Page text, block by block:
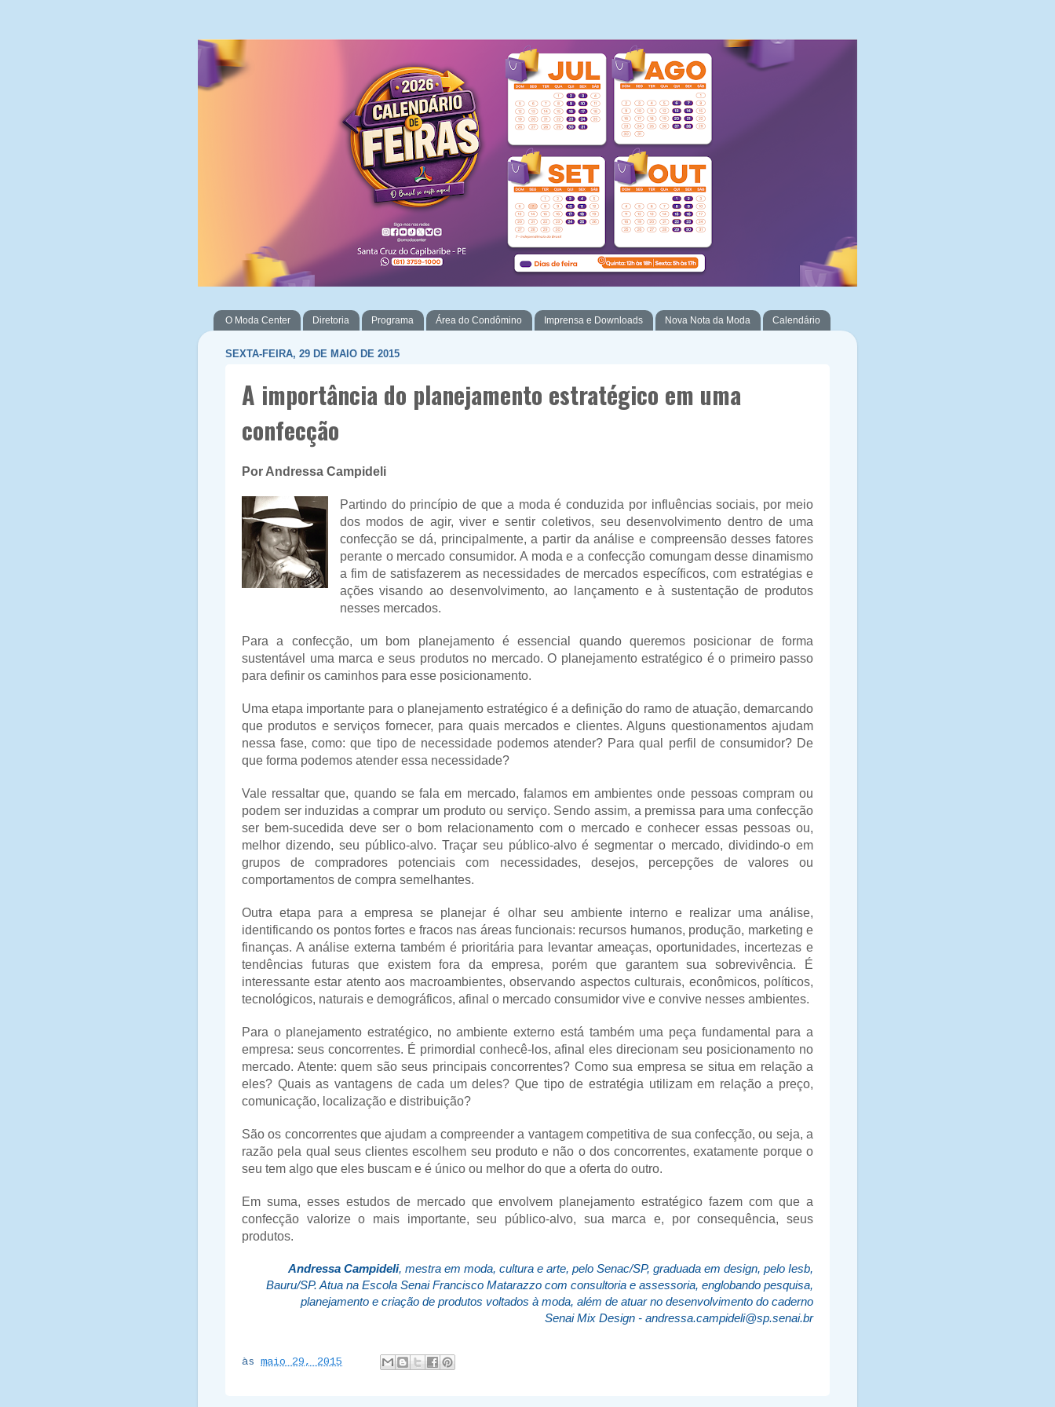
O Moda Center Diretoria Programa Área do Condômino Imprensa e Downloads Nova Nota da Moda Calendário
SEXTA-FEIRA, 29 DE MAIO DE 2015
A importância do planejamento estratégico em uma
confecção
Por Andressa Campideli
Partindo do princípio de que a moda é conduzida por influências sociais, por meio
dos modos de agir, viver e sentir coletivos, seu desenvolvimento dentro de uma
confecção se dá, principalmente, a partir da análise e compreensão desses fatores
perante o mercado consumidor. A moda e a confecção comungam desse dinamismo
a fim de satisfazerem as necessidades de mercados específicos, com estratégias e
ações visando ao desenvolvimento, ao lançamento e à sustentação de produtos
nesses mercados.
Para a confecção, um bom planejamento é essencial quando queremos posicionar de forma
sustentável uma marca e seus produtos no mercado. O planejamento estratégico é o primeiro passo
para definir os caminhos para esse posicionamento.
Uma etapa importante para o planejamento estratégico é a definição do ramo de atuação, demarcando
que produtos e serviços fornecer, para quais mercados e clientes. Alguns questionamentos ajudam
nessa fase, como: que tipo de necessidade podemos atender? Para qual perfil de consumidor? De
que forma podemos atender essa necessidade?
Vale ressaltar que, quando se fala em mercado, falamos em ambientes onde pessoas compram ou
podem ser induzidas a comprar um produto ou serviço. Sendo assim, a premissa para uma confecção
ser bem-sucedida deve ser o bom relacionamento com o mercado e conhecer essas pessoas ou,
melhor dizendo, seu público-alvo. Traçar seu público-alvo é segmentar o mercado, dividindo-o em
grupos de compradores potenciais com necessidades, desejos, percepções de valores ou
comportamentos de compra semelhantes.
Outra etapa para a empresa se planejar é olhar seu ambiente interno e realizar uma análise,
identificando os pontos fortes e fracos nas áreas funcionais: recursos humanos, produção, marketing e
finanças. A análise externa também é prioritária para levantar ameaças, oportunidades, incertezas e
tendências futuras que existem fora da empresa, porém que garantem sua sobrevivência. É
interessante estar atento aos macroambientes, observando aspectos culturais, econômicos, políticos,
tecnológicos, naturais e demográficos, afinal o mercado consumidor vive e convive nesses ambientes.
Para o planejamento estratégico, no ambiente externo está também uma peça fundamental para a
empresa: seus concorrentes. É primordial conhecê-los, afinal eles direcionam seu posicionamento no
mercado. Atente: quem são seus principais concorrentes? Como sua empresa se situa em relação a
eles? Quais as vantagens de cada um deles? Que tipo de estratégia utilizam em relação a preço,
comunicação, localização e distribuição?
São os concorrentes que ajudam a compreender a vantagem competitiva de sua confecção, ou seja, a
razão pela qual seus clientes escolhem seu produto e não o dos concorrentes, exatamente porque o
seu tem algo que eles buscam e é único ou melhor do que a oferta do outro.
Em suma, esses estudos de mercado que envolvem planejamento estratégico fazem com que a
confecção valorize o mais importante, seu público-alvo, sua marca e, por consequência, seus
produtos.
Andressa Campideli, mestra em moda, cultura e arte, pelo Senac/SP, graduada em design, pelo Iesb,
Bauru/SP. Atua na Escola Senai Francisco Matarazzo com consultoria e assessoria, englobando pesquisa,
planejamento e criação de produtos voltados à moda, além de atuar no desenvolvimento do caderno
Senai Mix Design - andressa.campideli@sp.senai.br
às maio 29, 2015